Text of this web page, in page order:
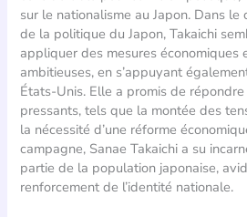
sur le nationalisme au Japon. Dans
de la politique du Japon, Takaichi
appliquer des mesures économiques
ambitieuses, en s’appuyant
États-Unis. Elle a promis de
pressants, tels que la montée des
la nécessité d’une réforme
campagne, Sanae Takaichi a su
partie de la population japonaise,
renforcement de l’identité nationale.